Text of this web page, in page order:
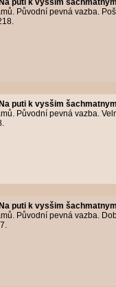
Na puti k vysšim
Původní pevná vazba.
Na puti k vysšim
Původní pevná vazba.
Na puti k vysšim
Původní pevná vazba.